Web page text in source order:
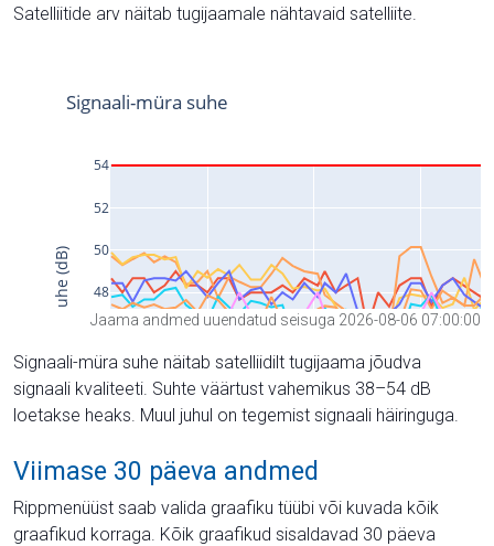
Satelliitide arv näitab tugijaamale nähtavaid satelliite.
Jaama andmed uuendatud seisuga 2026-08-06 07:00:00
Signaali-müra suhe näitab satelliidilt tugijaama jõudva
signaali kvaliteeti. Suhte väärtust vahemikus 38–54 dB
loetakse heaks. Muul juhul on tegemist signaali häiringuga.
Viimase 30 päeva andmed
Rippmenüüst saab valida graafiku tüübi või kuvada kõik
graafikud korraga. Kõik graafikud sisaldavad 30 päeva